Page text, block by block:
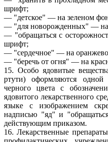
шрифт;
— "детское" — на зеленом
— "для новорожденных" — на
— "обращаться с
шрифт;
— "сердечное" — на
— "беречь от огня" — на
15. Особо ядовитые
ртути) оформляются одной
черного цвета с
ядовитого лекарственного
языке с изображением
надписью "яд" и
действующим приказом.
16. Лекарственные